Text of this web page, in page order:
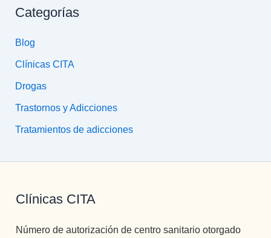
Categorías
Blog
Clínicas CITA
Drogas
Trastornos y Adicciones
Tratamientos de adicciones
Clínicas CITA
Número de autorización de centro sanitario otorgado